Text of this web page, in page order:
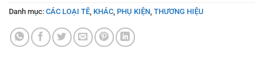
Danh mục: CÁC LOẠI TÊ KHÁC PHỤ KIỆN THƯƠNG HIỆU